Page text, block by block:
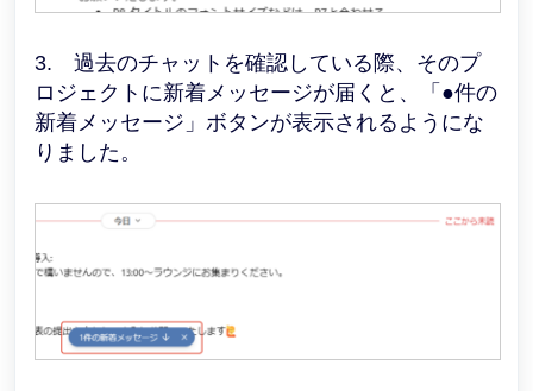
3. 過去のチャットを確認している際、そのプ
ロジェクトに新着メッセージが届くと、「●件の
新着メッセージ」ボタンが表示されるようにな
りました。